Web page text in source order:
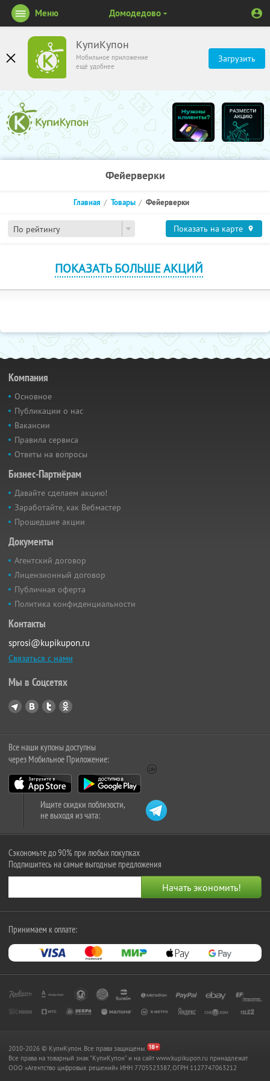
КупиКупон
Мобильное приложение
ещё удобнее
Загрузить
Меню Домодедово
Фейерверки
По рейтингу
Главная Товары Фейерверки
Показать на карте
ПОКАЗАТЬ БОЛЬШЕ АКЦИЙ
Компания
Основное
Публикации о нас
Вакансии
Правила сервиса
Ответы на вопросы
Бизнес-Партнёрам
Давайте сделаем акцию!
Заработайте, как Вебмастер
Прошедшие акции
Документы
Агентский договор
Лицензионный договор
Публичная оферта
Политика конфиденциальности
Контакты
sprosi@kupikupon.ru
Связаться с нами
Мы в Соцсетях
Все наши купоны доступны
через Мобильное Приложение:
Ищите скидки поблизости,
не выходя из чата:
Сэкономьте до 90% при любых покупках
Подпишитесь на самые выгодные предложения
Принимаем к оплате:
2010-2026 © КупиКупон. Все права защищены.
Все права на товарный знак "КупиКупон" и на сайт www.kupikupon.ru принадлежат
OOO «Агентство цифровых решений» ИНН 7705523387, ОГРН 1127747063212